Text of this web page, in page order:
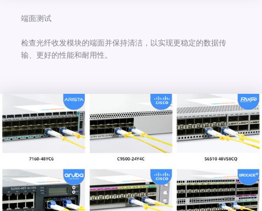
端面测试
检查光纤收发模块的端面并保持清洁，以实现更稳定的数据传
输、更好的性能和耐用性。